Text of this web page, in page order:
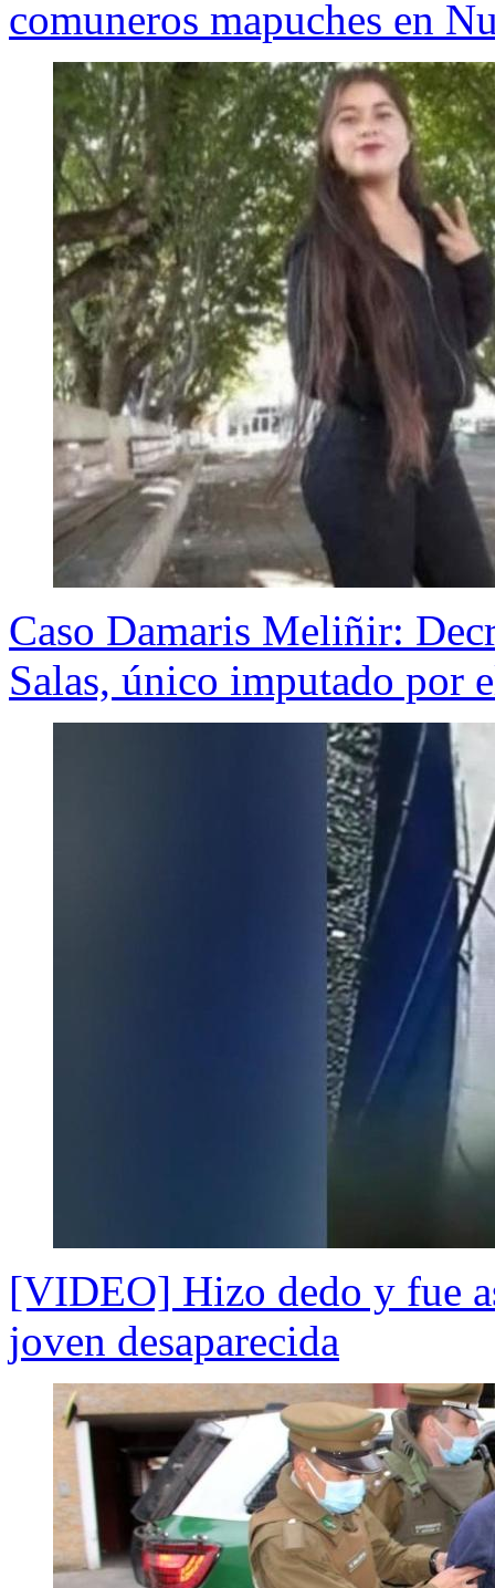
comuneros mapuches en
Caso Damaris Meliñir:
Salas, único imputado por
[VIDEO] Hizo dedo y fue
joven desaparecida